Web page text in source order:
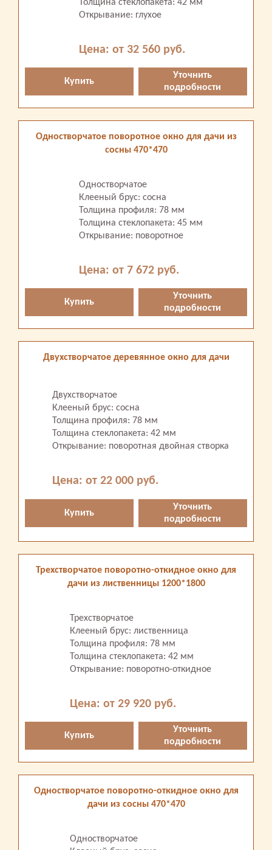
Толщина стеклопакета: 42 мм
Открывание: глухое
Цена: от 32 560 руб.
Купить
Уточнить
подробности
Одностворчатое поворотное окно для дачи из
сосны 470*470
Одностворчатое
Клееный брус: сосна
Толщина профиля: 78 мм
Толщина стеклопакета: 45 мм
Открывание: поворотное
Цена: от 7 672 руб.
Купить
Уточнить
подробности
Двухстворчатое деревянное окно для дачи
Двухстворчатое
Клееный брус: сосна
Толщина профиля: 78 мм
Толщина стеклопакета: 42 мм
Открывание: поворотная двойная створка
Цена: от 22 000 руб.
Купить
Уточнить
подробности
Трехстворчатое поворотно-откидное окно для
дачи из лиственницы 1200*1800
Трехстворчатое
Клееный брус: лиственница
Толщина профиля: 78 мм
Толщина стеклопакета: 42 мм
Открывание: поворотно-откидное
Цена: от 29 920 руб.
Купить
Уточнить
подробности
Одностворчатое поворотно-откидное окно для
дачи из сосны 470*470
Одностворчатое